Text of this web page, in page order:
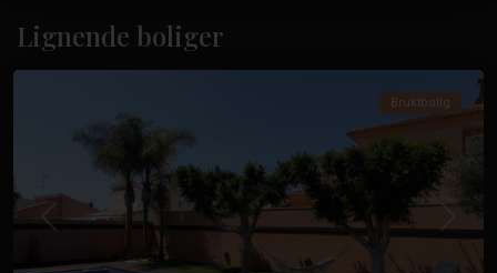
Lignende boliger
San
Javier
Tidligere Neste
Bruktbolig